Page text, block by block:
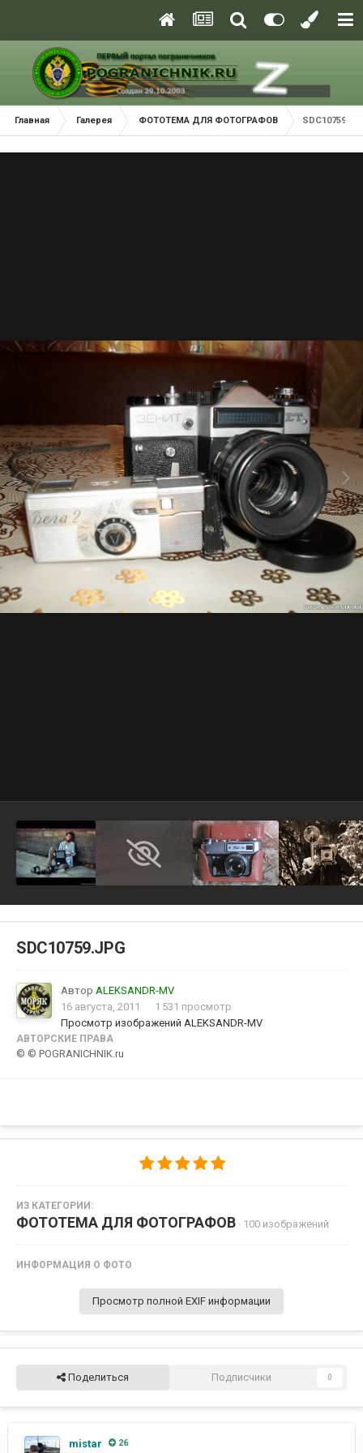
Главная Галерея ФОТОТЕМА ДЛЯ ФОТОГРАФОВ
SDC10759.JPG
Автор ALEKSANDR-MV
16 августа, 2011
1 531 просмотр
Просмотр изображений ALEKSANDR-MV
АВТОРСКИЕ ПРАВА
© © POGRANICHNIK.ru
ИЗ КАТЕГОРИИ:
ФОТОТЕМА ДЛЯ ФОТОГРАФОВ · 100 изображений
ИНФОРМАЦИЯ О ФОТО
Просмотр полной EXIF информации
Поделиться Подписчики 0
mistar 26